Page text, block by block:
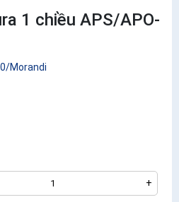
1 chiều APS/APO-
Morandi
+